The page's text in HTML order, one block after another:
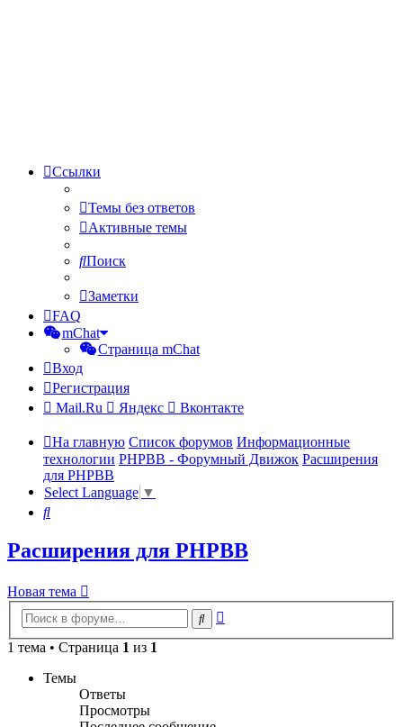
Ссылки
Темы без ответов
Активные темы
Поиск
Заметки
FAQ
mChat
Страница mChat
Вход
Регистрация
Mail.Ru
Яндекс Вконтакте
На главную Список форумов Информационные
технологии PHPBB - Форумный Движок Расширения
для PHPBB
Select Language ▼
Поиск
Расширения для PHPBB
Новая тема
Поиск
1 тема • Страница 1 из 1
Темы
Ответы
Просмотры